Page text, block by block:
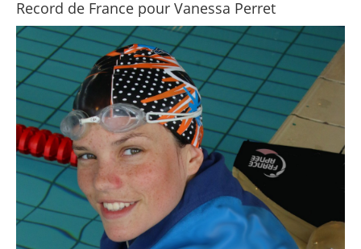
Record de France pour Vanessa Perret